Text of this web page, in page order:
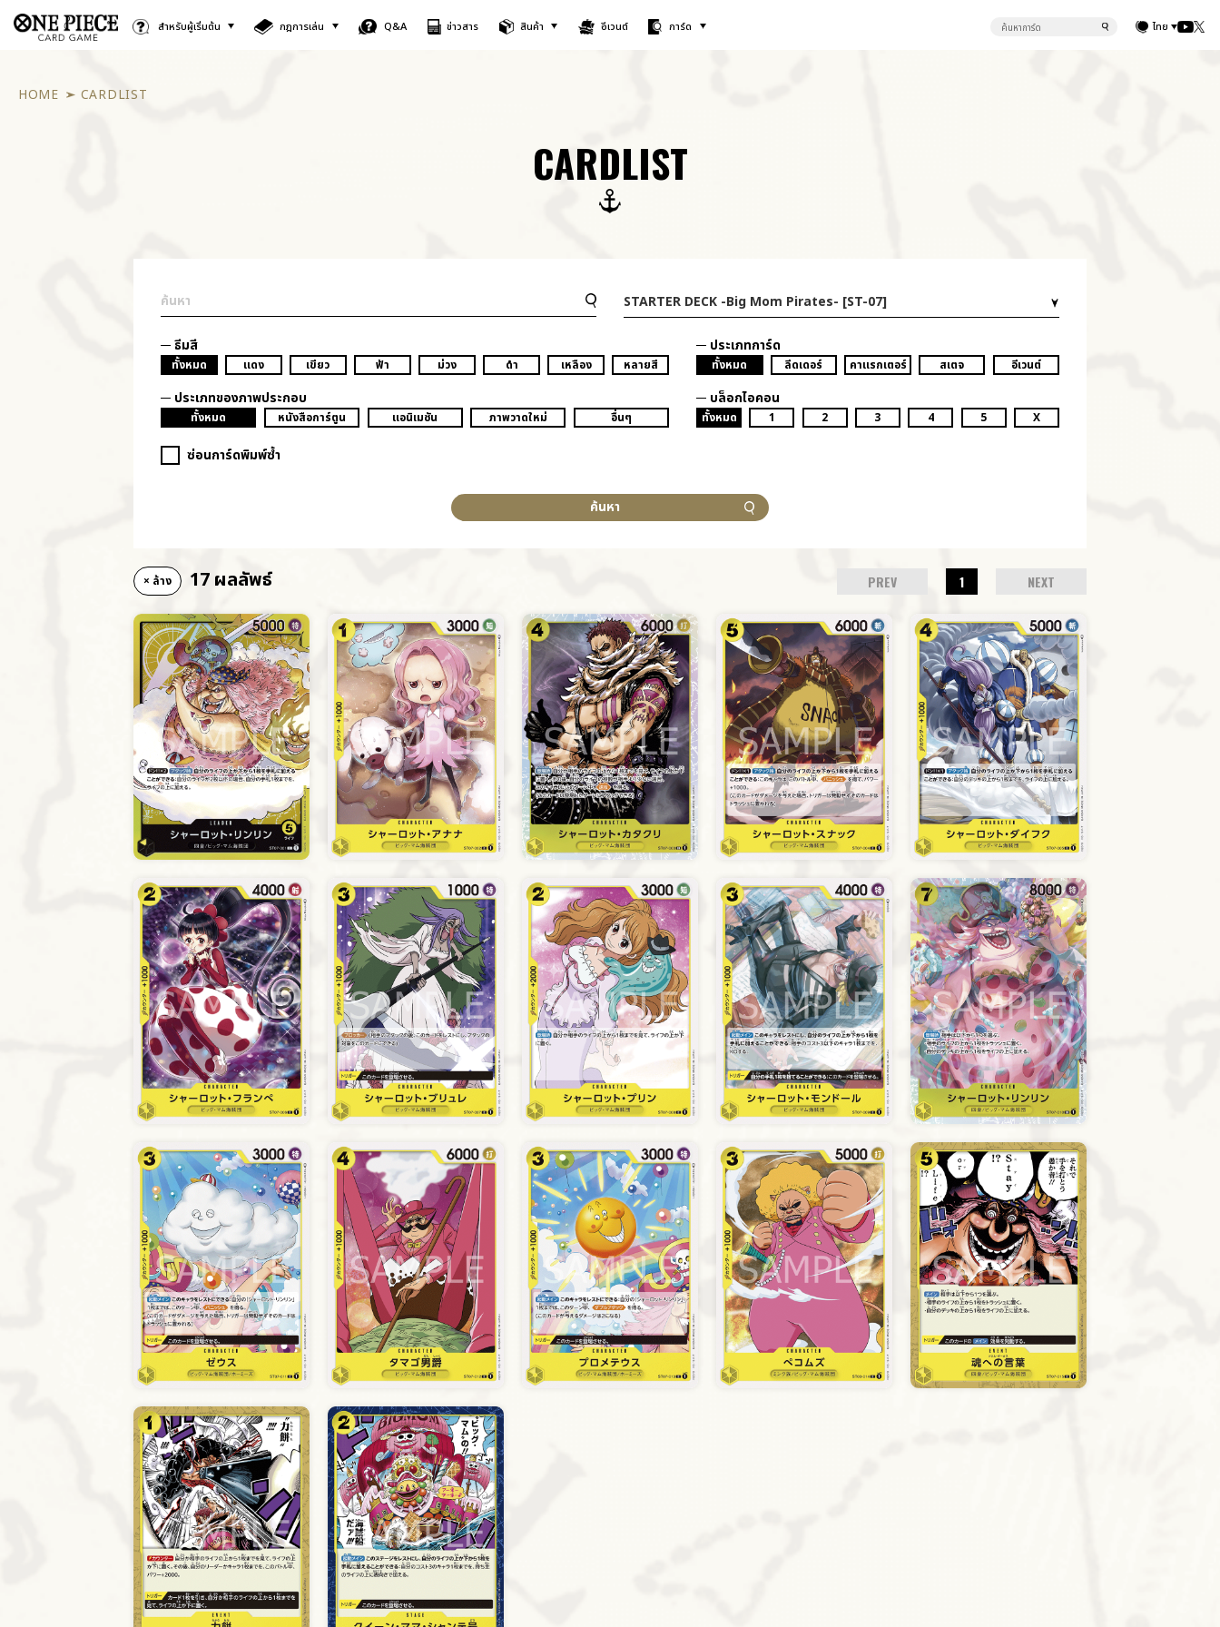
สำหรับผู้เริ่มต้น กฎการเล่น Q&A ข่าวสาร สินค้า อีเวนต์ การ์ด ไทย
HOME CARDLIST
CARDLIST
STARTER DECK -Big Mom Pirates- [ST-07]
ธีมสี
ทั้งหมด แดง เขียว ฟ้า ม่วง ดำ เหลือง หลายสี
ประเภทการ์ด
ทั้งหมด ลีดเดอร์ คาแรกเตอร์ สเตจ อีเวนต์
ประเภทของภาพประกอบ
ทั้งหมด หนังสือการ์ตูน แอนิเมชัน ภาพวาดใหม่ อื่นๆ
บล็อกไอคอน
ทั้งหมด 1 2 3 4 5 X
ซ่อนการ์ดพิมพ์ซ้ำ
ค้นหา
× ล้าง 17 ผลลัพธ์ PREV 1 NEXT